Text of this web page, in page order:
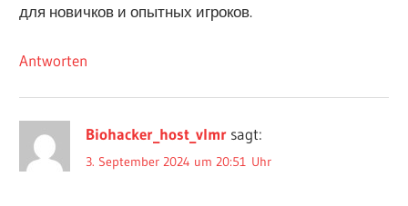
для новичков и опытных игроков.
Antworten
Biohacker_host_vlmr sagt:
3. September 2024 um 20:51 Uhr